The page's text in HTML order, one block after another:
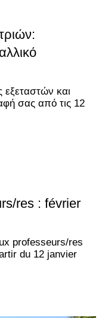
εξεταστών και
σας από τις 12
res : février
professeurs/res
du 12 janvier